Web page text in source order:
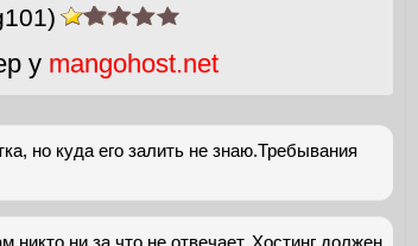
у mangohost.net
но куда его залить не знаю.Требывания
никто ни за что не отвечает. Хостинг должен